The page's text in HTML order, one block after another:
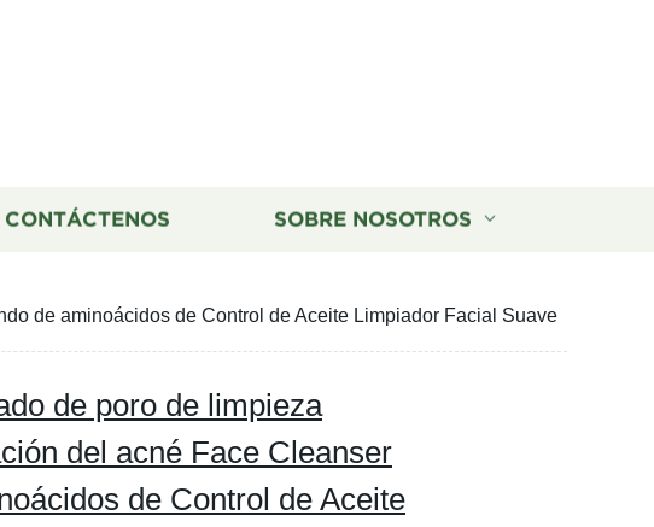
CONTÁCTENOS SOBRE NOSOTROS
de aminoácidos de Control de Aceite Limpiador Facial Suave
de poro de limpieza
del acné Face Cleanser
de Control de Aceite